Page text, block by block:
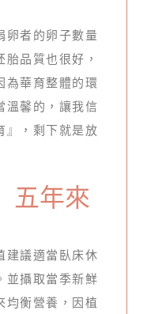
卵者的卵子數量
品質也很好，
為華育整體的環
溫馨的，讓我信
』，剩下就是放
五年來
建議適當臥床休
攝取當季新鮮
均衡營養，因植